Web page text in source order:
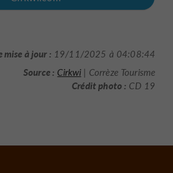
mise à jour : 19/11/2025 à 04:08:44
Source : Cirkwi | Corrèze Tourisme
Crédit photo : CD 19